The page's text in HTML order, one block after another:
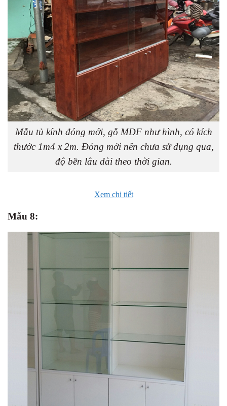
Mẫu tủ kính đóng mới, gỗ MDF như hình, có kích
thước 1m4 x 2m. Đóng mới nên chưa sử dụng qua,
độ bền lâu dài theo thời gian.
Xem chi tiết
Mẫu 8: